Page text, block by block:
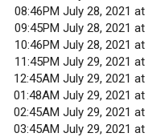
08:46PM July 28, 2021 at
09:45PM July 28, 2021 at
10:46PM July 28, 2021 at
11:45PM July 29, 2021 at
12:45AM July 29, 2021 at
01:48AM July 29, 2021 at
02:45AM July 29, 2021 at
03:45AM July 29, 2021 at